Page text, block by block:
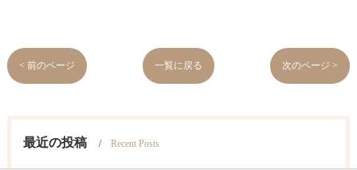
< 前のページ 一覧に戻る 次のページ >
最近の投稿 Recent Posts